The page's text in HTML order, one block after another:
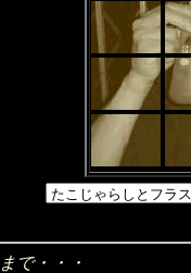
まで・・・